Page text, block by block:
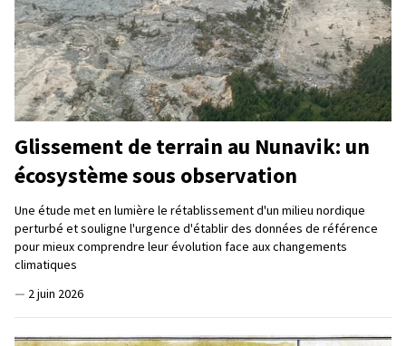
Glissement de terrain au Nunavik: un
écosystème sous observation
Une étude met en lumière le rétablissement d'un milieu nordique
perturbé et souligne l'urgence d'établir des données de référence
pour mieux comprendre leur évolution face aux changements
climatiques
— 2 juin 2026